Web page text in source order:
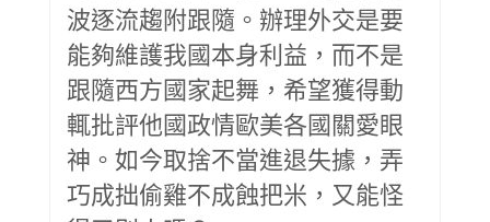
波逐流趨附跟隨。辦理外交是要
能夠維護我國本身利益，而不是
跟隨西方國家起舞，希望獲得動
輒批評他國政情歐美各國關愛眼
神。如今取捨不當進退失據，弄
巧成拙偷雞不成蝕把米，又能怪